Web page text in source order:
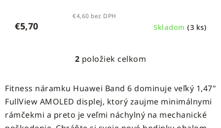
Skladom (3 ks)
€4,60 bez DPH
€5,70
O
l
á
d
a
2 položiek celkom
Fitness náramku Huawei Band 6 dominuje veľký 1,47"
FullView AMOLED displej, ktorý zaujme minimálnymi
rámčekmi a preto je veľmi náchylný na mechanické